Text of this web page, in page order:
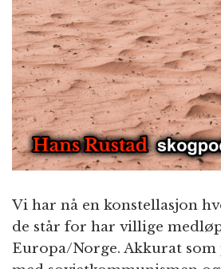
n
Vi har nå en konstellasjon
de står for har villige
Europa/Norge. Akkurat